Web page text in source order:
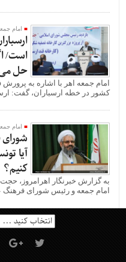
امام
است/
حل
امام جمعه اهر با اشاره به
کشور در خطه ارسباران، گفت:
امام
شورای
آیا
کنیم؟
به گزارش خبرنگار اهرامروز،
امام جمعه و رئیس شورای فرهنگ